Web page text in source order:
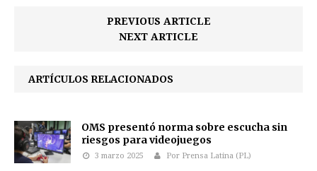
PREVIOUS ARTICLE
NEXT ARTICLE
ARTÍCULOS RELACIONADOS
OMS presentó norma sobre escucha sin
riesgos para videojuegos
3 marzo 2025 Por Prensa Latina (PL)